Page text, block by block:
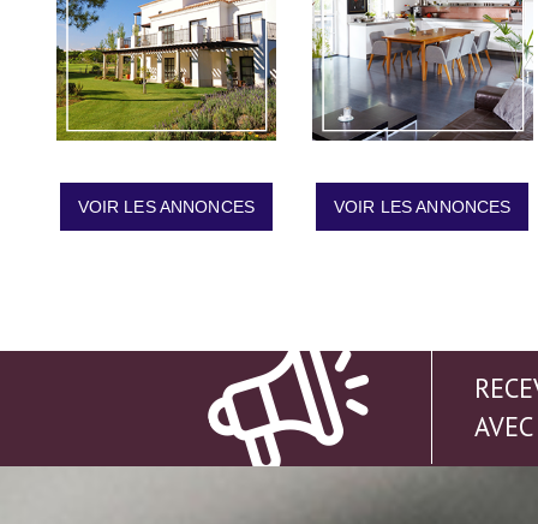
VOIR LES ANNONCES VOIR LES ANNONCES